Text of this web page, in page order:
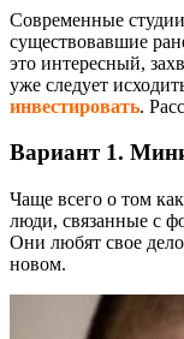
Современные
существовавшие
это интересный,
уже следует
инвестировать.
Вариант 1.
Чаще всего о том
люди, связанные с
Они любят свое
новом.